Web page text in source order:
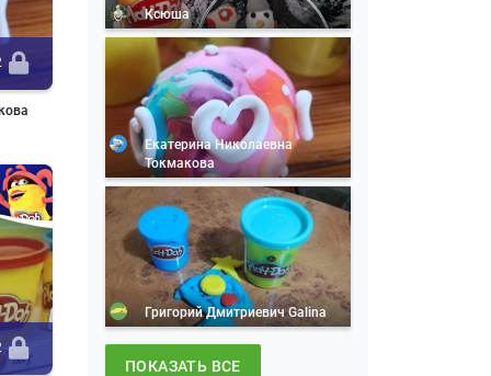
Ксюша
Екатерина Николаевна
Токмакова
Григорий Дмитриевич Galina
ПОКАЗАТЬ ВСЕ